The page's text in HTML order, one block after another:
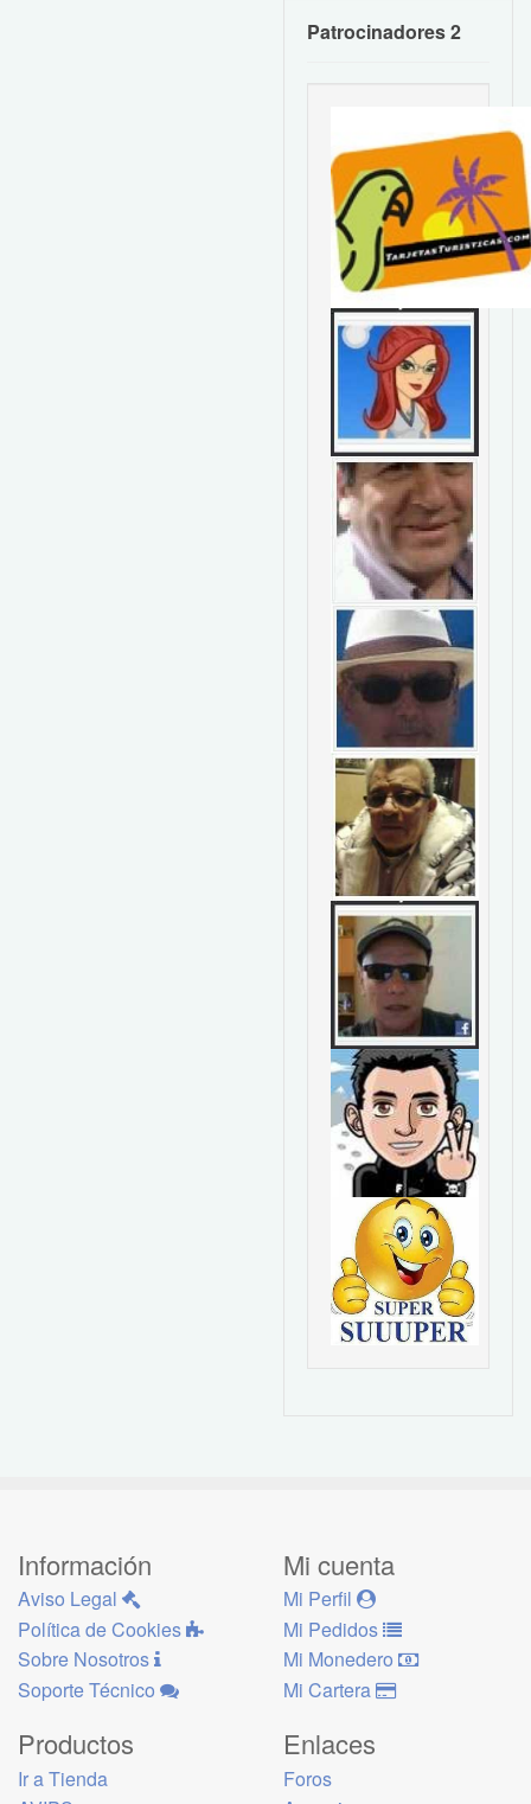
Patrocinadores 2
Información
Aviso Legal
Política de Cookies
Sobre Nosotros
Soporte Técnico
Mi cuenta
Mi Perfil
Mi Pedidos
Mi Monedero
Mi Cartera
Productos
Ir a Tienda
Enlaces
Foros